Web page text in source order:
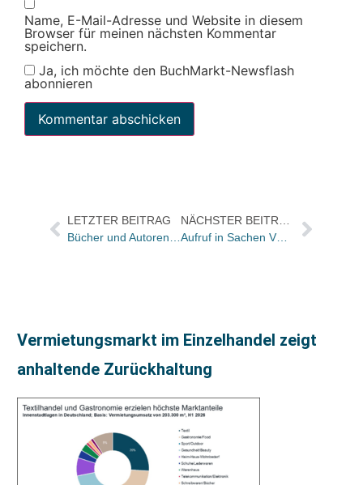
Name, E-Mail-Adresse und Website in diesem
Browser für meinen nächsten Kommentar
speichern.
Ja, ich möchte den BuchMarkt-Newsflash
abonnieren
LETZTER BEITRAG
Vermietungsmarkt im Einzelhandel zeigt
anhaltende Zurückhaltung